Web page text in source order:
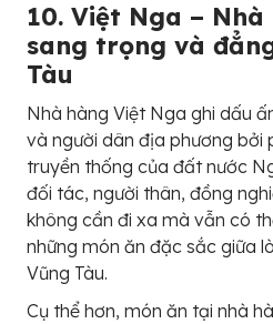
10. Việt Nga –
sang trọng và
Tàu
Nhà hàng Việt Nga ghi dấu
và người dân địa phương bởi
truyền thống của đất nước
đối tác, người thân, đồng
không cần đi xa mà vẫn có
những món ăn đặc sắc giữa
Vũng Tàu.
Cụ thể hơn, món ăn tại nhà